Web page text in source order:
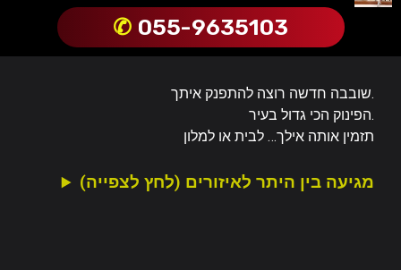
055-9635103
שובבה חדשה רוצה להתפנק איתך.
הפינוק הכי גדול בעיר.
תזמין אותה אילך… לבית או למלון
מגיעה בין היתר לאיזורים (לחץ לצפייה)